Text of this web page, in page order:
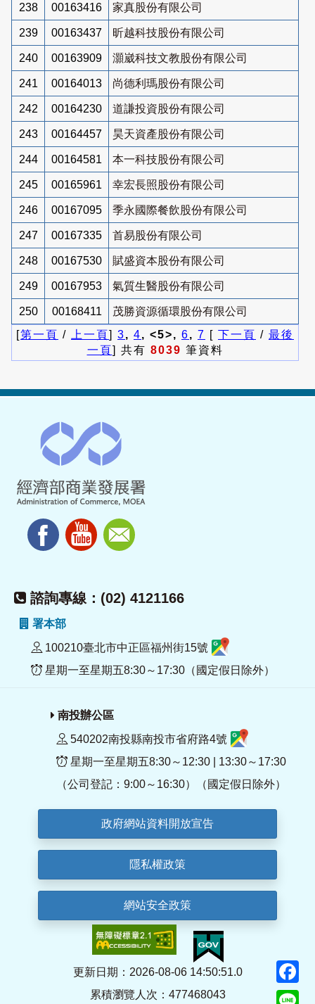
238 00163416 家真股份有限公司
239 00163437 昕越科技股份有限公司
240 00163909 灝崴科技文教股份有限公司
241 00164013 尚德利瑪股份有限公司
242 00164230 道謙投資股份有限公司
243 00164457 昊天資產股份有限公司
244 00164581 本一科技股份有限公司
245 00165961 幸宏長照股份有限公司
246 00167095 季永國際餐飲股份有限公司
247 00167335 首易股份有限公司
248 00167530 賦盛資本股份有限公司
249 00167953 氣質生醫股份有限公司
250 00168411
茂勝資源循環股份有限公司
[第一頁 / 上一頁] 3, 4, <5>, 6, 7 [ 下一頁 / 最後
一頁] 共有 8039 筆資料
諮詢專線：(02) 4121166
署本部
100210臺北市中正區福州街15號
星期一至星期五8:30～17:30（國定假日除外）
南投辦公區
540202南投縣南投市省府路4號
星期一至星期五8:30～12:30 | 13:30～17:30
（公司登記：9:00～16:30）（國定假日除外）
政府網站資料開放宣告
隱私權政策
網站安全政策
更新日期：2026-08-06 14:50:51.0
累積瀏覽人次：477468043